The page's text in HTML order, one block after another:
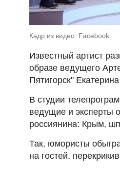
Кадр из видео: Facebook
Известный артист
образе ведущего
Пятигорск"
В студии
ведущие и эксперты
россиянина: Крым,
Так, юмористы
на гостей,